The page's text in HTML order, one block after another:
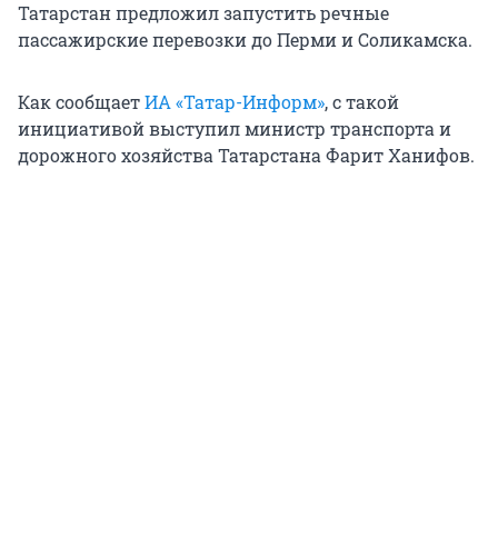
Татарстан предложил запустить речные
пассажирские перевозки до Перми и Соликамска.
Как сообщаетИА «Татар-Информ», с такой
инициативой выступил министр транспорта и
дорожного хозяйства Татарстана Фарит Ханифов.